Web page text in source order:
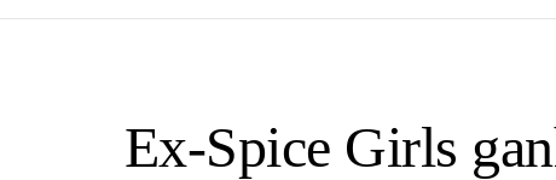
Ex-Spice Girls